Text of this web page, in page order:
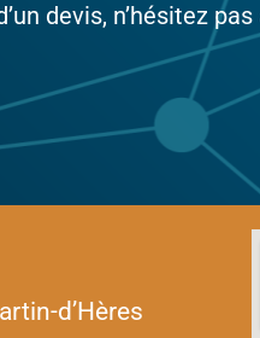
devis, n’hésitez
d’Hères